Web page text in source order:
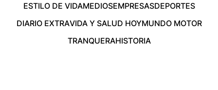
ESTILO DE VIDAMEDIOSEMPRESASDEPORTES
DIARIO EXTRAVIDA Y SALUD HOYMUNDO MOTOR
TRANQUERAHISTORIA